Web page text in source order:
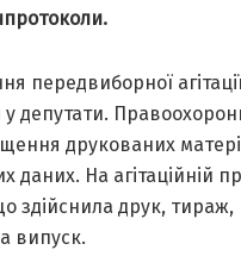
передвиборної
депутати.
друкованих
даних. На агітаційній
здійснила друк, тираж,
випуск.